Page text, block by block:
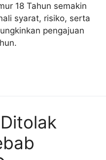
18 Tahun semakin
syarat, risiko, serta
pengajuan